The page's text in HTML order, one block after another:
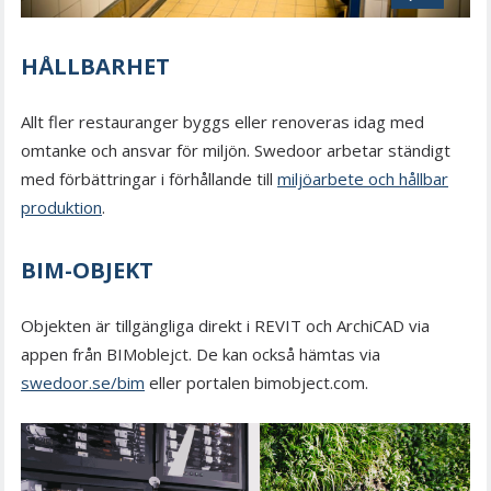
HÅLLBARHET
Allt fler restauranger byggs eller renoveras idag med
omtanke och ansvar för miljön. Swedoor arbetar ständigt
med förbättringar i förhållande till miljöarbete och hållbar
produktion.
BIM-OBJEKT
Objekten är tillgängliga direkt i REVIT och ArchiCAD via
appen från BIMoblejct. De kan också hämtas via
swedoor.se/bim eller portalen bimobject.com.